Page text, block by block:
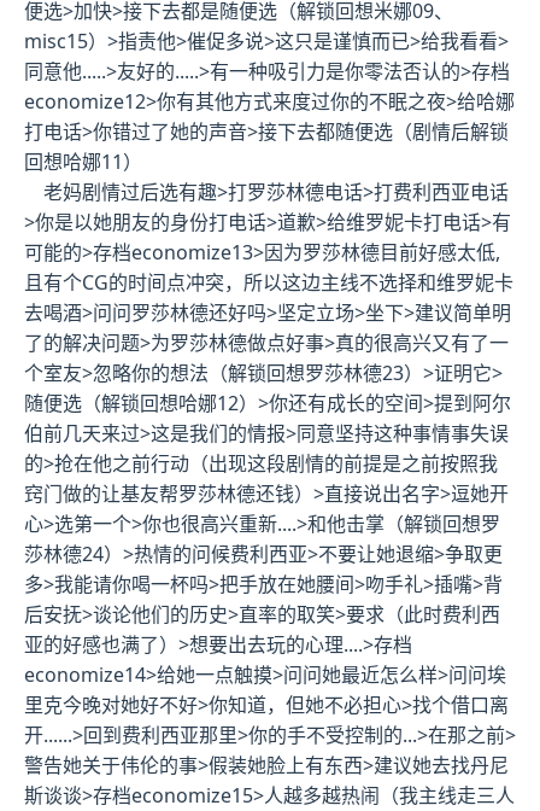
便选>加快>接下去都是随便选（解锁回想米娜09、
misc15）>指责他>催促多说>这只是谨慎而已>给我看看>
同意他.....>友好的.....>有一种吸引力是你零法否认的>存档
economize12>你有其他方式来度过你的不眠之夜>给哈娜
打电话>你错过了她的声音>接下去都随便选（剧情后解锁
回想哈娜11）
老妈剧情过后选有趣>打罗莎林德电话>打费利西亚电话
>你是以她朋友的身份打电话>道歉>给维罗妮卡打电话>有
可能的>存档economize13>因为罗莎林德目前好感太低,
且有个CG的时间点冲突，所以这边主线不选择和维罗妮卡
去喝酒>问问罗莎林德还好吗>坚定立场>坐下>建议简单明
了的解决问题>为罗莎林德做点好事>真的很高兴又有了一
个室友>忽略你的想法（解锁回想罗莎林德23）>证明它>
随便选（解锁回想哈娜12）>你还有成长的空间>提到阿尔
伯前几天来过>这是我们的情报>同意坚持这种事情事失误
的>抢在他之前行动（出现这段剧情的前提是之前按照我
窍门做的让基友帮罗莎林德还钱）>直接说出名字>逗她开
心>选第一个>你也很高兴重新....>和他击掌（解锁回想罗
莎林德24）>热情的问候费利西亚>不要让她退缩>争取更
多>我能请你喝一杯吗>把手放在她腰间>吻手礼>插嘴>背
后安抚>谈论他们的历史>直率的取笑>要求（此时费利西
亚的好感也满了）>想要出去玩的心理....>存档
economize14>给她一点触摸>问问她最近怎么样>问问埃
里克今晚对她好不好>你知道，但她不必担心>找个借口离
开......>回到费利西亚那里>你的手不受控制的...>在那之前>
警告她关于伟伦的事>假装她脸上有东西>建议她去找丹尼
斯谈谈>存档economize15>人越多越热闹（我主线走三人